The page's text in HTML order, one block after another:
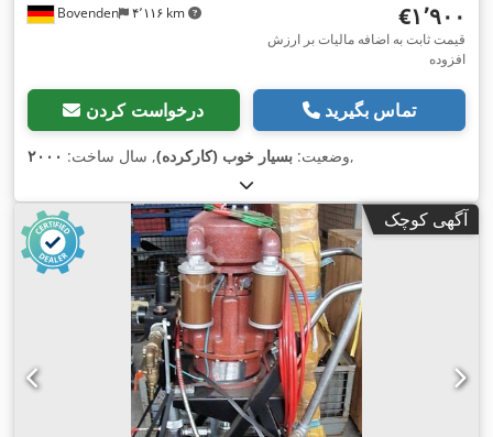
Bovenden ۴٬۱۱۶ km ‎€۱٬۹۰۰
قیمت ثابت به اضافه مالیات بر ارزش
افزوده
درخواست کردن تماس بگیرید
وضعیت: بسیار خوب (کارکرده), سال ساخت: ۲۰۰۰ ,
آگهی کوچک